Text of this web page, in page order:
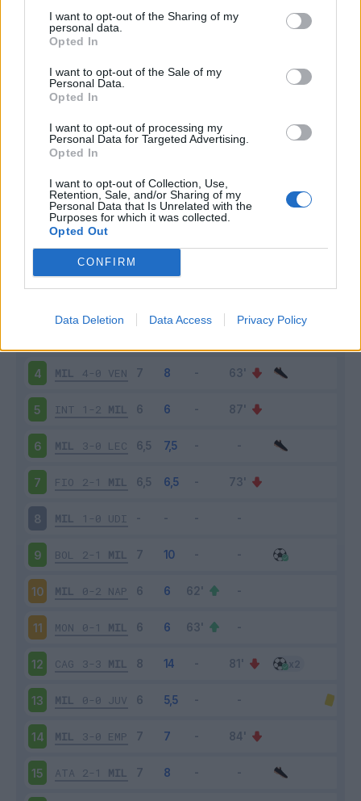
I want to opt-out of the Sharing of my
personal data.
Opted In
I want to opt-out of the Sale of my
Personal Data.
Opted In
I want to opt-out of processing my
Personal Data for Targeted Advertising.
Opted In
I want to opt-out of Collection, Use,
Retention, Sale, and/or Sharing of my
Personal Data that Is Unrelated with the
Purposes for which it was collected.
Opted Out
CONFIRM
Data Deletion Data Access Privacy Policy
Infortunato 0 - 0%
Scarica riepilogo
stagionale
Scarica
Giornata
2-2 TOR
4 MIL 4-0 VEN
5 INT 1-2 MIL
6 MIL 3-0 LEC
7 FIO 2-1 MIL
8 MIL 1-0 UDI
9 BOL 2-1 MIL
10 MIL 0-2 NAP
11 MON 0-1 MIL
12 CAG 3-3 MIL
13 MIL 0-0 JUV
14 MIL 3-0 EMP
15 ATA 2-1 MIL